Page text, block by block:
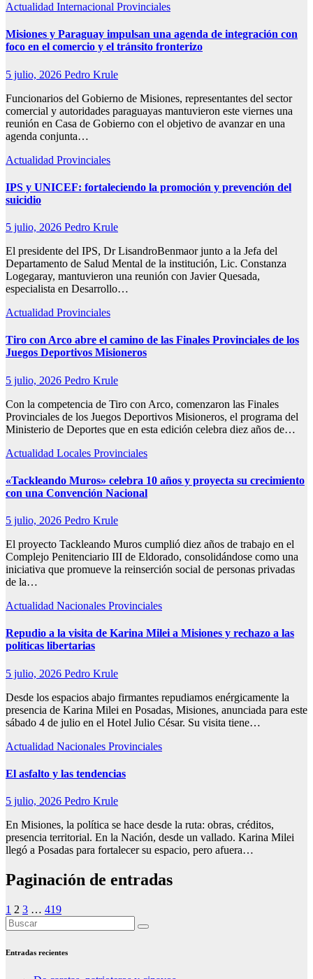
Actualidad Internacional Provinciales
Misiones y Paraguay impulsan una agenda de integración con
foco en el comercio y el tránsito fronterizo
5 julio, 2026 Pedro Krule
Funcionarios del Gobierno de Misiones, representantes del sector
comercial y autoridades paraguayas mantuvieron este viernes una
reunión en Casa de Gobierno con el objetivo de avanzar en una
agenda conjunta…
Actualidad Provinciales
IPS y UNICEF: fortaleciendo la promoción y prevención del
suicidio
5 julio, 2026 Pedro Krule
El presidente del IPS, Dr LisandroBenmaor junto a la Jefa del
Departamento de Salud Mental de la institución, Lic. Constanza
Logegaray, mantuvieron una reunión con Javier Quesada,
especialista en Desarrollo…
Actualidad Provinciales
Tiro con Arco abre el camino de las Finales Provinciales de los
Juegos Deportivos Misioneros
5 julio, 2026 Pedro Krule
Con la competencia de Tiro con Arco, comenzaron las Finales
Provinciales de los Juegos Deportivos Misioneros, el programa del
Ministerio de Deportes que en esta edición celebra diez años de…
Actualidad Locales Provinciales
«Tackleando Muros» celebra 10 años y proyecta su crecimiento
con una Convención Nacional
5 julio, 2026 Pedro Krule
El proyecto Tackleando Muros cumplió diez años de trabajo en el
Complejo Penitenciario III de Eldorado, consolidándose como una
iniciativa que promueve la reinserción social de personas privadas
de la…
Actualidad Nacionales Provinciales
Repudio a la visita de Karina Milei a Misiones y rechazo a las
políticas libertarias
5 julio, 2026 Pedro Krule
Desde los espacios abajo firmantes repudiamos enérgicamente la
presencia de Karina Milei en Posadas, Misiones, anunciada para este
sábado 4 de julio en el Hotel Julio César. Su visita tiene…
Actualidad Nacionales Provinciales
El asfalto y las tendencias
5 julio, 2026 Pedro Krule
En Misiones, la política se hace desde la ruta: obras, créditos,
presencia territorial. En la Nación, desde un vallado. Karina Milei
llegó a Posadas para fortalecer su espacio, pero afuera…
Paginación de entradas
1 2 3 … 419
Entradas recientes